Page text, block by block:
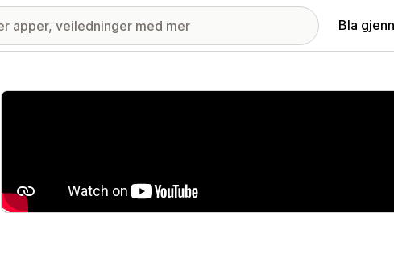
Bla
Galleri med fremhevede bilder